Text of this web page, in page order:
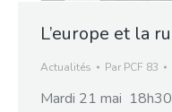
L’europe et la
Actualités Par PCF 83
Mardi 21 mai